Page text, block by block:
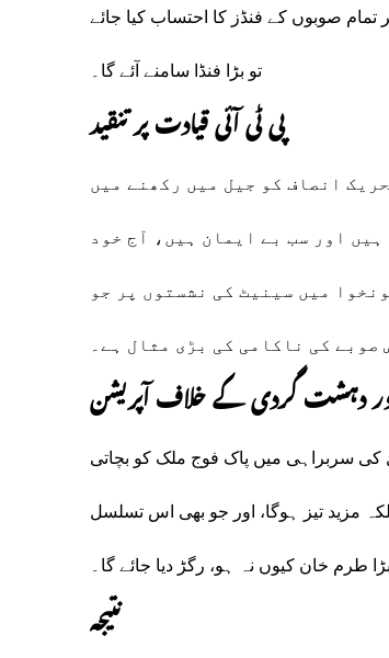
صوبوں کے فنڈز کا احتساب کیا جائے
تو بڑا فنڈا سامنے آئے گا۔
پی ٹی آئی قیادت پر تنقید
انصاف کو جیل میں رکھنے میں
اور سب بے ایمان ہیں، آج خود
میں سینیٹ کی نشستوں پر جو
کی ناکامی کی بڑی مثال ہے۔
دہشت گردی کے خلاف آپریشن
کی سربراہی میں پاک فوج ملک کو بچاتی
مزید تیز ہوگا، اور جو بھی اس تسلسل
خان کیوں نہ ہو، رگڑ دیا جائے گا۔
نتیجہ